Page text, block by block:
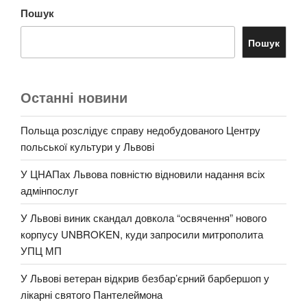
Пошук
Пошук
Останні новини
Польща розслідує справу недобудованого Центру
польської культури у Львові
У ЦНАПах Львова повністю відновили надання всіх
адмінпослуг
У Львові виник скандал довкола “освячення” нового
корпусу UNBROKEN, куди запросили митрополита
УПЦ МП
У Львові ветеран відкрив безбар’єрний барбершоп у
лікарні святого Пантелеймона